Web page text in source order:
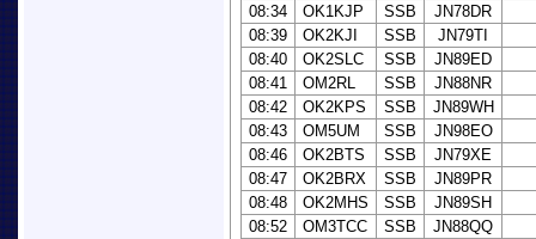
08:34
OK1KJP SSB
JN78DR
08:39
OK2KJI SSB
JN79TI
08:40
OK2SLC SSB
JN89ED
08:41
OM2RL SSB
JN88NR
08:42
OK2KPS SSB
JN89WH
08:43
OM5UM SSB
JN98EO
08:46
OK2BTS SSB
JN79XE
08:47
OK2BRX SSB
JN89PR
08:48
OK2MHS SSB
JN89SH
08:52
OM3TCC SSB
JN88QQ